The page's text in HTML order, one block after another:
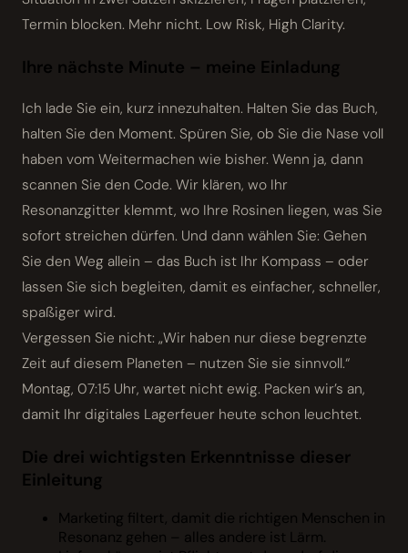
Termin blocken. Mehr nicht. Low Risk, High Clarity.
Ihre nächste Minute – meine Einladung
Ich lade Sie ein, kurz innezuhalten. Halten Sie das Buch,
halten Sie den Moment. Spüren Sie, ob Sie die Nase voll
haben vom Weitermachen wie bisher. Wenn ja, dann
scannen Sie den Code. Wir klären, wo Ihr
Resonanzgitter klemmt, wo Ihre Rosinen liegen, was Sie
sofort streichen dürfen. Und dann wählen Sie: Gehen
Sie den Weg allein – das Buch ist Ihr Kompass – oder
lassen Sie sich begleiten, damit es einfacher, schneller,
spaßiger wird.
Vergessen Sie nicht: „Wir haben nur diese begrenzte
Zeit auf diesem Planeten – nutzen Sie sie sinnvoll.“
Montag, 07:15 Uhr, wartet nicht ewig. Packen wir’s an,
damit Ihr digitales Lagerfeuer heute schon leuchtet.
Die drei wichtigsten Erkenntnisse dieser
Einleitung
Marketing filtert, damit die richtigen Menschen in
Resonanz gehen – alles andere ist Lärm.